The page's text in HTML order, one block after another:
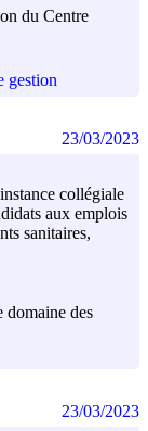
du Centre
gestion
collégiale
aux emplois
sanitaires,
domaine des
23/03/2023
23/03/2023